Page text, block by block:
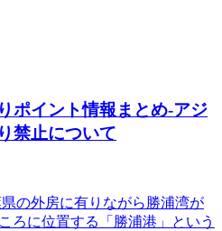
ポイント情報まとめ-アジ
禁止について
の外房に有りながら勝浦湾が
ろに位置する「勝浦港」という